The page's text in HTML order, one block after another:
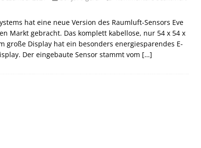
Back to School 2026 startet am 17. August ALLGEMEIN
hat eine neue Version des Raumluft-Sensors Eve
Markt gebracht. Das komplett kabellose, nur 54 x 54 x
große Display hat ein besonders energiesparendes E-
Der eingebaute Sensor stammt vom […]